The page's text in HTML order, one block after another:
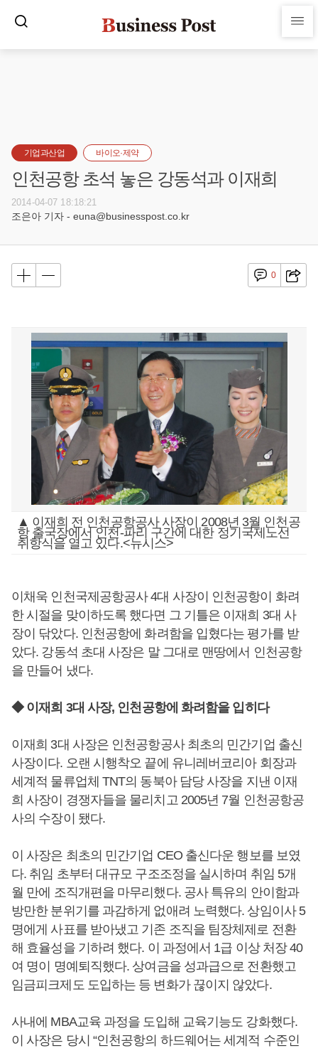
기업과산업 바이오·제약
인천공항 초석 놓은 강동석과 이재희
2014-04-07 18:18:21
조은아 기자 - euna@businesspost.co.kr
0
▲ 이재희 전 인천공항공사 사장이 2008년 3월 인천공
항 출국장에서 인천-파리 구간에 대한 정기국제노선
취항식을 열고 있다.<뉴시스>
이채욱 인천국제공항공사 4대 사장이 인천공항이 화려
한 시절을 맞이하도록 했다면 그 기틀은 이재희 3대 사
장이 닦았다. 인천공항에 화려함을 입혔다는 평가를 받
았다. 강동석 초대 사장은 말 그대로 맨땅에서 인천공항
을 만들어 냈다.
◆ 이재희 3대 사장, 인천공항에 화려함을 입히다
이재희 3대 사장은 인천공항공사 최초의 민간기업 출신
사장이다. 오랜 시행착오 끝에 유니레버코리아 회장과
세계적 물류업체 TNT의 동북아 담당 사장을 지낸 이재
희 사장이 경쟁자들을 물리치고 2005년 7월 인천공항공
사의 수장이 됐다.
이 사장은 최초의 민간기업 CEO 출신다운 행보를 보였
다. 취임 초부터 대규모 구조조정을 실시하며 취임 5개
월 만에 조직개편을 마무리했다. 공사 특유의 안이함과
방만한 분위기를 과감하게 없애려 노력했다. 상임이사 5
명에게 사표를 받아냈고 기존 조직을 팀장체제로 전환
해 효율성을 기하려 했다. 이 과정에서 1급 이상 처장 40
여 명이 명예퇴직했다. 상여금을 성과급으로 전환했고
임금피크제도 도입하는 등 변화가 끊이지 않았다.
사내에 MBA교육 과정을 도입해 교육기능도 강화했다.
이 사장은 당시 “인천공항의 하드웨어는 세계적 수준인